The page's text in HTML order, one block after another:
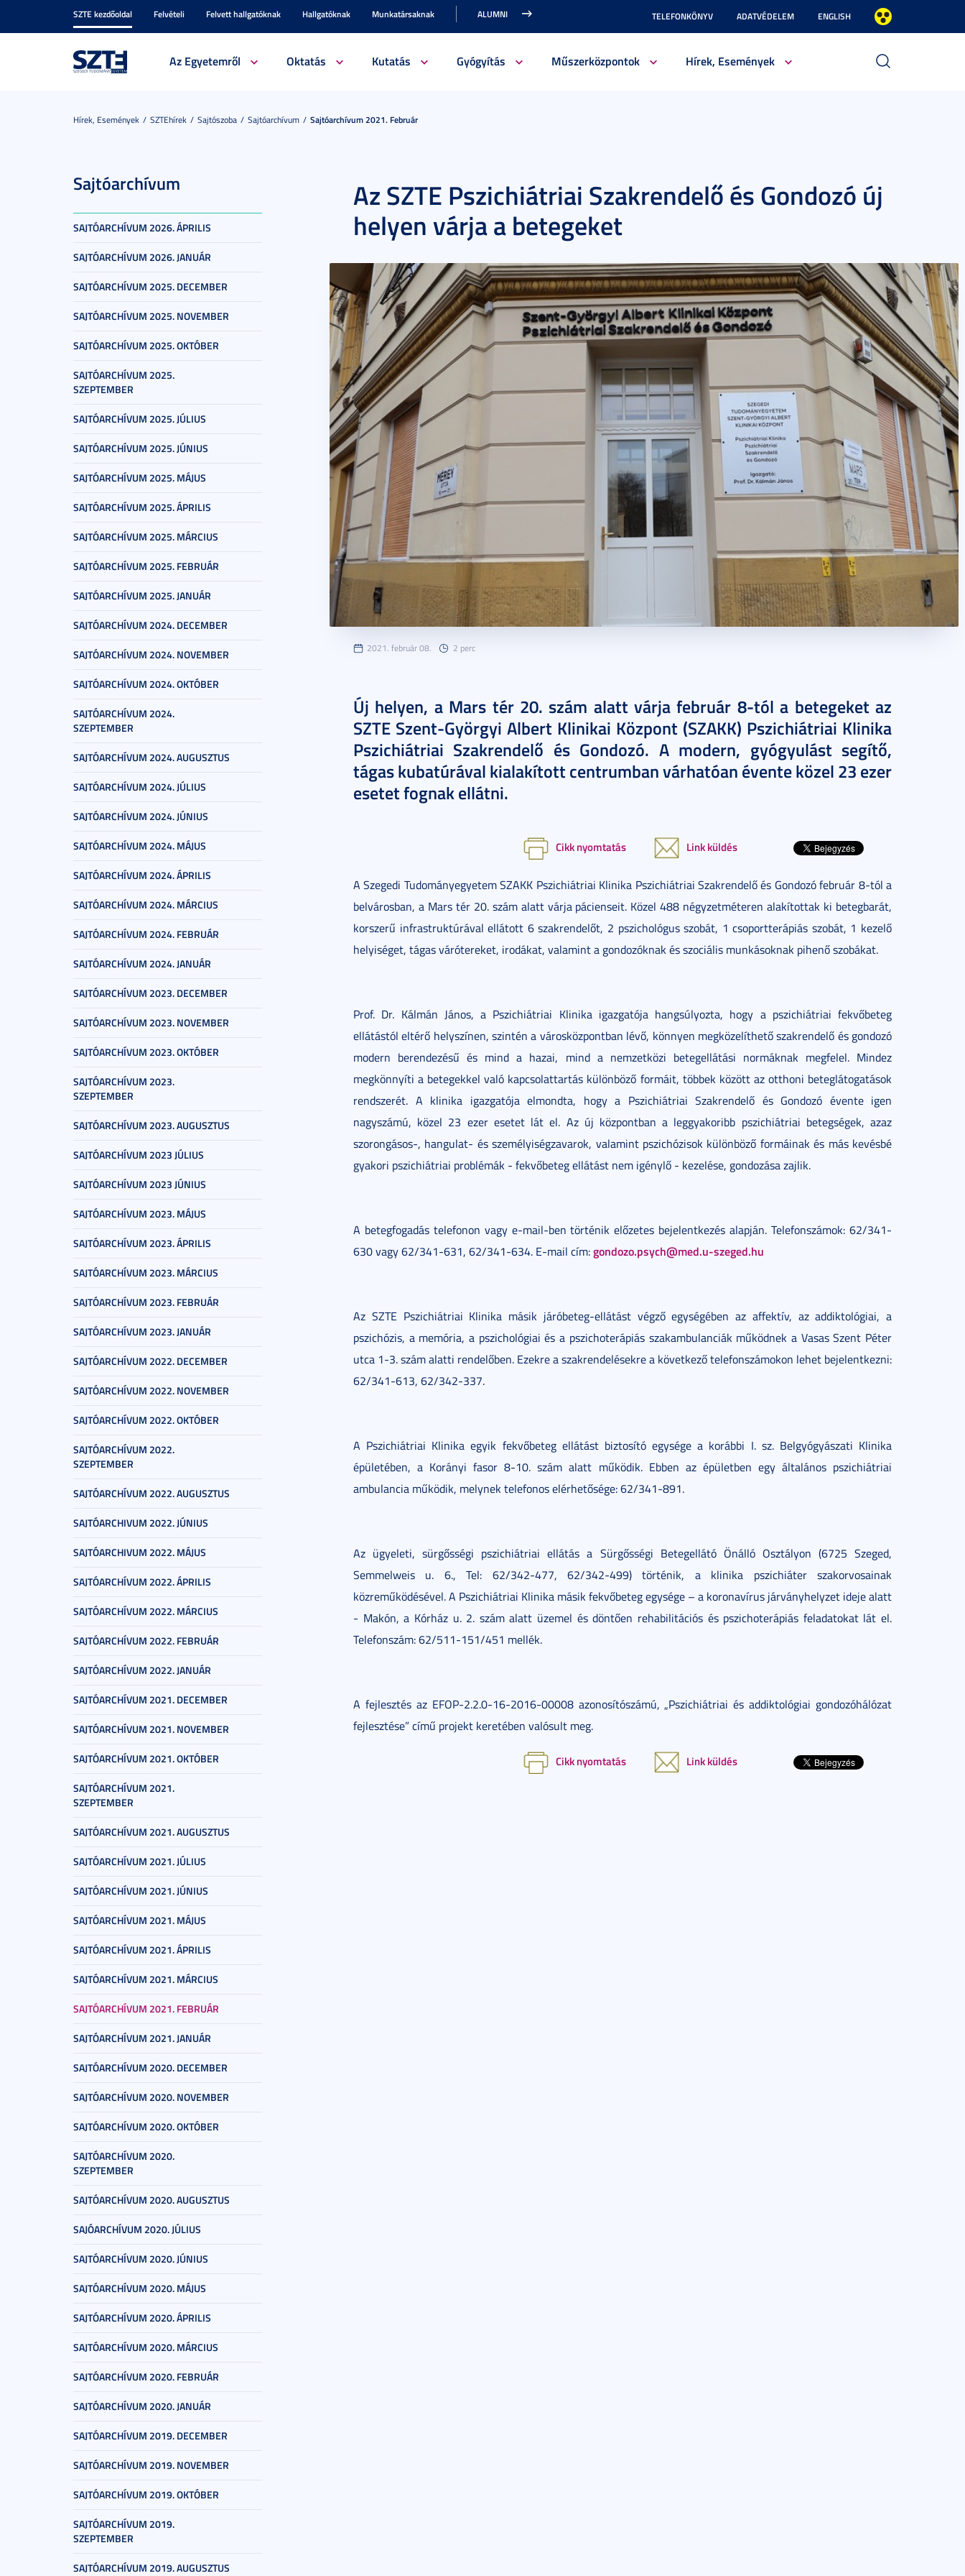
SZTE kezdőoldal Felvételi Felvett hallgatóknak Hallgatóknak Munkatársaknak ALUMNI TELEFONKÖNYV ADATVÉDELEM ENGLISH
Az Egyetemről Oktatás Kutatás Gyógyítás Műszerközpontok Hírek, Események
Hírek, Események SZTEhírek Sajtószoba Sajtóarchívum Sajtóarchívum 2021. Február
Sajtóarchívum
SAJTÓARCHÍVUM 2026. ÁPRILIS
SAJTÓARCHÍVUM 2026. JANUÁR
SAJTÓARCHÍVUM 2025. DECEMBER
SAJTÓARCHÍVUM 2025. NOVEMBER
SAJTÓARCHÍVUM 2025. OKTÓBER
SAJTÓARCHÍVUM 2025.
SZEPTEMBER
SAJTÓARCHÍVUM 2025. JÚLIUS
SAJTÓARCHÍVUM 2025. JÚNIUS
SAJTÓARCHÍVUM 2025. MÁJUS
SAJTÓARCHÍVUM 2025. ÁPRILIS
SAJTÓARCHÍVUM 2025. MÁRCIUS
SAJTÓARCHÍVUM 2025. FEBRUÁR
SAJTÓARCHÍVUM 2025. JANUÁR
SAJTÓARCHÍVUM 2024. DECEMBER
SAJTÓARCHÍVUM 2024. NOVEMBER
SAJTÓARCHÍVUM 2024. OKTÓBER
SAJTÓARCHÍVUM 2024.
SZEPTEMBER
SAJTÓARCHÍVUM 2024. AUGUSZTUS
SAJTÓARCHÍVUM 2024. JÚLIUS
SAJTÓARCHÍVUM 2024. JÚNIUS
SAJTÓARCHÍVUM 2024. MÁJUS
SAJTÓARCHÍVUM 2024. ÁPRILIS
SAJTÓARCHÍVUM 2024. MÁRCIUS
SAJTÓARCHÍVUM 2024. FEBRUÁR
SAJTÓARCHÍVUM 2024. JANUÁR
SAJTÓARCHÍVUM 2023. DECEMBER
SAJTÓARCHÍVUM 2023. NOVEMBER
SAJTÓARCHÍVUM 2023. OKTÓBER
SAJTÓARCHÍVUM 2023.
SZEPTEMBER
SAJTÓARCHÍVUM 2023. AUGUSZTUS
SAJTÓARCHÍVUM 2023 JÚLIUS
SAJTÓARCHÍVUM 2023 JÚNIUS
SAJTÓARCHÍVUM 2023. MÁJUS
SAJTÓARCHÍVUM 2023. ÁPRILIS
SAJTÓARCHÍVUM 2023. MÁRCIUS
SAJTÓARCHÍVUM 2023. FEBRUÁR
SAJTÓARCHÍVUM 2023. JANUÁR
SAJTÓARCHÍVUM 2022. DECEMBER
SAJTÓARCHÍVUM 2022. NOVEMBER
SAJTÓARCHÍVUM 2022. OKTÓBER
SAJTÓARCHÍVUM 2022.
SZEPTEMBER
SAJTÓARCHÍVUM 2022. AUGUSZTUS
SAJTÓARCHIVUM 2022. JÚNIUS
SAJTÓARCHIVUM 2022. MÁJUS
SAJTÓARCHÍVUM 2022. ÁPRILIS
SAJTÓARCHÍVUM 2022. MÁRCIUS
SAJTÓARCHÍVUM 2022. FEBRUÁR
SAJTÓARCHÍVUM 2022. JANUÁR
SAJTÓARCHÍVUM 2021. DECEMBER
SAJTÓARCHÍVUM 2021. NOVEMBER
SAJTÓARCHÍVUM 2021. OKTÓBER
SAJTÓARCHÍVUM 2021.
SZEPTEMBER
SAJTÓARCHÍVUM 2021. AUGUSZTUS
SAJTÓARCHÍVUM 2021. JÚLIUS
SAJTÓARCHÍVUM 2021. JÚNIUS
SAJTÓARCHÍVUM 2021. MÁJUS
SAJTÓARCHÍVUM 2021. ÁPRILIS
SAJTÓARCHÍVUM 2021. MÁRCIUS
SAJTÓARCHÍVUM 2021. FEBRUÁR
SAJTÓARCHÍVUM 2021. JANUÁR
SAJTÓARCHÍVUM 2020. DECEMBER
SAJTÓARCHÍVUM 2020. NOVEMBER
SAJTÓARCHÍVUM 2020. OKTÓBER
SAJTÓARCHÍVUM 2020.
SZEPTEMBER
SAJTÓARCHÍVUM 2020. AUGUSZTUS
SAJÓARCHÍVUM 2020. JÚLIUS
SAJTÓARCHÍVUM 2020. JÚNIUS
SAJTÓARCHÍVUM 2020. MÁJUS
SAJTÓARCHÍVUM 2020. ÁPRILIS
SAJTÓARCHÍVUM 2020. MÁRCIUS
SAJTÓARCHÍVUM 2020. FEBRUÁR
SAJTÓARCHÍVUM 2020. JANUÁR
SAJTÓARCHÍVUM 2019. DECEMBER
SAJTÓARCHÍVUM 2019. NOVEMBER
SAJTÓARCHÍVUM 2019. OKTÓBER
SAJTÓARCHÍVUM 2019.
SZEPTEMBER
SAJTÓARCHÍVUM 2019. AUGUSZTUS
Az SZTE Pszichiátriai Szakrendelő és Gondozó új
helyen várja a betegeket
2021. február 08. 2 perc
Új helyen, a Mars tér 20. szám alatt várja február 8-tól a betegeket az
SZTE Szent-Györgyi Albert Klinikai Központ (SZAKK) Pszichiátriai Klinika
Pszichiátriai Szakrendelő és Gondozó. A modern, gyógyulást segítő,
tágas kubatúrával kialakított centrumban várhatóan évente közel 23 ezer
esetet fognak ellátni.
Cikk nyomtatás Link küldés
A Szegedi Tudományegyetem SZAKK Pszichiátriai Klinika Pszichiátriai Szakrendelő és Gondozó február 8-tól a
belvárosban, a Mars tér 20. szám alatt várja pácienseit. Közel 488 négyzetméteren alakítottak ki betegbarát,
korszerű infrastruktúrával ellátott 6 szakrendelőt, 2 pszichológus szobát, 1 csoportterápiás szobát, 1 kezelő
helyiséget, tágas várótereket, irodákat, valamint a gondozóknak és szociális munkásoknak pihenő szobákat.
Prof. Dr. Kálmán János, a Pszichiátriai Klinika igazgatója hangsúlyozta, hogy a pszichiátriai fekvőbeteg
ellátástól eltérő helyszínen, szintén a városközpontban lévő, könnyen megközelíthető szakrendelő és gondozó
modern berendezésű és mind a hazai, mind a nemzetközi betegellátási normáknak megfelel. Mindez
megkönnyíti a betegekkel való kapcsolattartás különböző formáit, többek között az otthoni beteglátogatások
rendszerét. A klinika igazgatója elmondta, hogy a Pszichiátriai Szakrendelő és Gondozó évente igen
nagyszámú, közel 23 ezer esetet lát el. Az új központban a leggyakoribb pszichiátriai betegségek, azaz
szorongásos-, hangulat- és személyiségzavarok, valamint pszichózisok különböző formáinak és más kevésbé
gyakori pszichiátriai problémák - fekvőbeteg ellátást nem igénylő - kezelése, gondozása zajlik.
A betegfogadás telefonon vagy e-mail-ben történik előzetes bejelentkezés alapján. Telefonszámok: 62/341-
630 vagy 62/341-631, 62/341-634. E-mail cím:gondozo.psych@med.u-szeged.hu
Az SZTE Pszichiátriai Klinika másik járóbeteg-ellátást végző egységében az affektív, az addiktológiai, a
pszichózis, a memória, a pszichológiai és a pszichoterápiás szakambulanciák működnek a Vasas Szent Péter
utca 1-3. szám alatti rendelőben. Ezekre a szakrendelésekre a következő telefonszámokon lehet bejelentkezni:
62/341-613, 62/342-337.
A Pszichiátriai Klinika egyik fekvőbeteg ellátást biztosító egysége a korábbi I. sz. Belgyógyászati Klinika
épületében, a Korányi fasor 8-10. szám alatt működik. Ebben az épületben egy általános pszichiátriai
ambulancia működik, melynek telefonos elérhetősége: 62/341-891.
Az ügyeleti, sürgősségi pszichiátriai ellátás a Sürgősségi Betegellátó Önálló Osztályon (6725 Szeged,
Semmelweis u. 6., Tel: 62/342-477, 62/342-499) történik, a klinika pszichiáter szakorvosainak
közreműködésével. A Pszichiátriai Klinika másik fekvőbeteg egysége – a koronavírus járványhelyzet ideje alatt
- Makón, a Kórház u. 2. szám alatt üzemel és döntően rehabilitációs és pszichoterápiás feladatokat lát el.
Telefonszám: 62/511-151/451 mellék.
A fejlesztés az EFOP-2.2.0-16-2016-00008 azonosítószámú, „Pszichiátriai és addiktológiai gondozóhálózat
fejlesztése” című projekt keretében valósult meg.
Cikk nyomtatás Link küldés